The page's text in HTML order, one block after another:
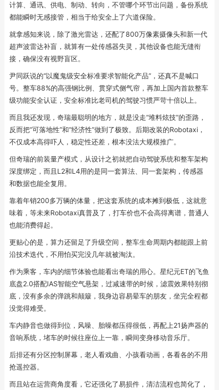
计算、通讯、供电、制动、转向，不管哪个环节出问题，备份系统
都能瞬时无感接管，相当于给安全上了六道保险。
就拿感知来说，除了激光雷达，还配了800万像素摄像头和新一代
超声波雷达补盲，就算有一处传感器失灵，其他设备也能无缝衔
接，确保没有视野盲区。
尹同跃说的“以魔鬼级安全标准要求智能化产品”，还真不是喊口
号。整车88%的高强钢比例、贯穿式侧气帘，再加上国内首款整车
级功能安全认证，安全标准比老司机的驾驶习惯严苛十倍以上。
而且我还发现，奇瑞最聪明的地方，就是没走“堆料炫技”的歪路，
反而把“可落地性”和“经济性”做到了极致。后期改装的Robotaxi，
不仅成本高得吓人，稳定性还差，根本没法大规模推广。
但奇瑞的前装量产模式，从设计之初就把自动驾驶系统和整车架构
深度绑定，而且L2和L4用的是同一套算法、同一套架构，传感器
和数据也能全复用。
靠着年销200多万辆的体量，把这套系统的成本摊到极低，这就意
味着，等未来Robotaxi真普及了，打车价也不会高得离谱，普通人
也能消费得起。
更贴心的是，算力还留足了升级空间，整车生命周期内都能跟上前
沿技术迭代，不用怕买完没几年就被淘汰。
作为乘客，车内的细节体验也能看出奇瑞的用心。星纪元ET的飞鱼
底盘2.0搭配IAS智能空气悬架，过减速带的时候，滤震效果特别彻
底，没有多余的弹跳和颠簸，我身边容易晕车的朋友，坐完全程都
没觉得难受。
车内静音也做得到位，风噪、胎噪都压得很低，再配上21扬声器的
音响系统，堵车的时候往座位上一靠，瞬间变身移动音乐厅。
后排还有分区控制屏幕，老人看戏曲、小孩看动画，各看各的不用
抢遥控器。
而且站在运营商角度看，它还强化了易损件，清洁流程也简化了，